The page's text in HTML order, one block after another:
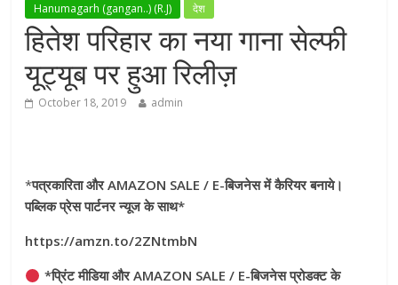
Hanumagarh (gangan..) (R.J) देश
हितेश परिहार का नया गाना सेल्फी
यूट्यूब पर हुआ रिलीज़
October 18, 2019 admin
*पत्रकारिता और AMAZON SALE / E-बिजनेस में कैरियर बनाये।
पब्लिक प्रेस पार्टनर न्यूज के साथ*
https://amzn.to/2ZNtmbN
*प्रिंट मीडिया और AMAZON SALE / E-बिजनेस प्रोडक्ट के